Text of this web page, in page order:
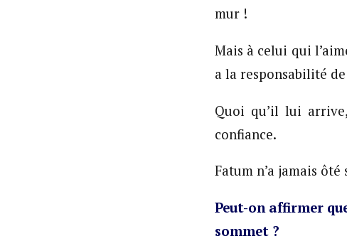
mur !
Mais à celui qui
a la responsabilité
Quoi qu’il lui
confiance.
Fatum n’a jamais ôté
Peut-on affirmer
sommet ?